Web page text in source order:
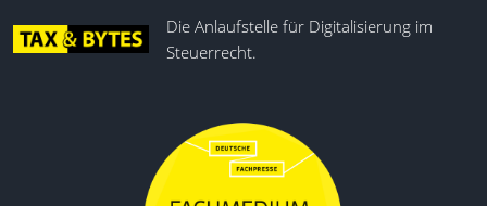
Dokumentenmanagement
Mandantenportal
Reporting-Dashboards
Zahlungsabwicklung
Die Anlaufstelle für Digitalisierung im
Steuerrecht.